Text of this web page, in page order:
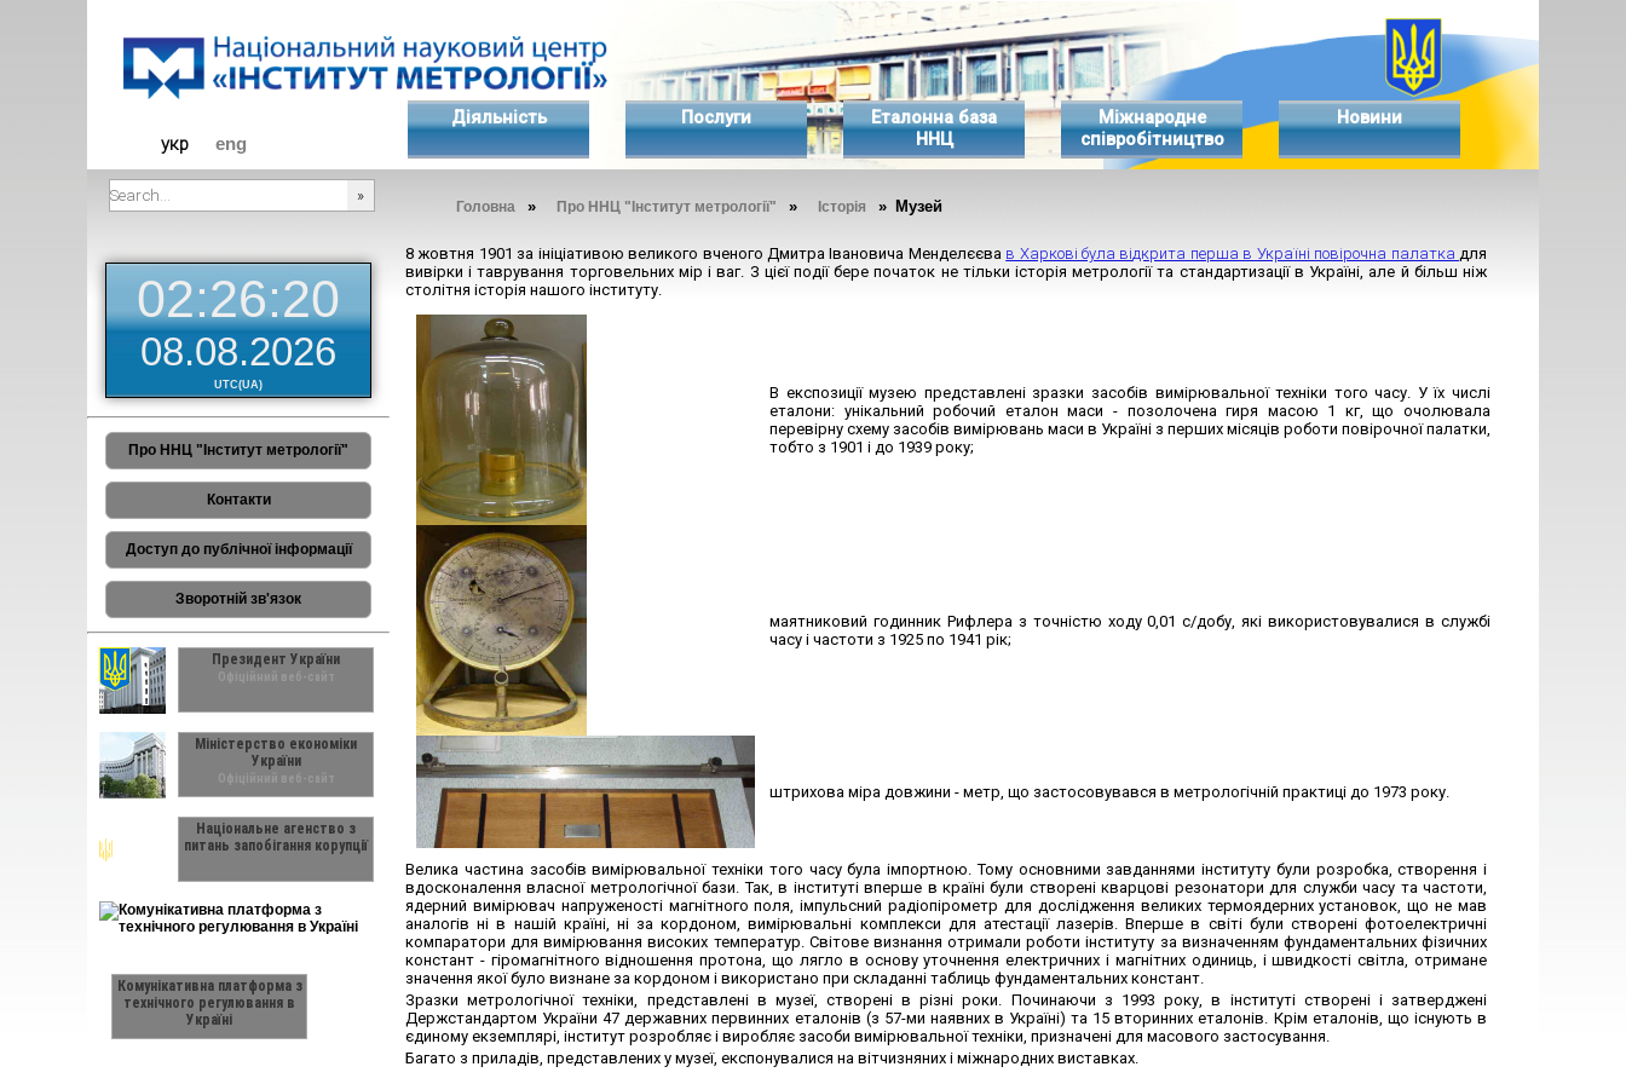
укр eng
Діяльність Послуги
Еталонна база
ННЦ
Міжнародне
співробітництво
Новини
Головна » Про ННЦ "Інститут метрології" » Історія » Музей
02:26:21
08.08.2026
UTC(UA)
Про ННЦ "Інститут метрології"
Контакти
Доступ до публічної інформації
Зворотній зв'язок
Президент України
Офіційний веб-сайт
Міністерство економіки
України
Офіційний веб-сайт
Національне агенство з
питань запобігання корупції
Комунікативна платформа з
технічного регулювання в
Україні
8 жовтня 1901 за ініціативою великого вченого Дмитра Івановича Менделєєва в Харкові була відкрита перша в Україні повірочна палаткадля
вивірки і таврування торговельних мір і ваг. З цієї події бере початок не тільки історія метрології та стандартизації в Україні, але й більш ніж
столітня історія нашого інституту.
В експозиції музею представлені зразки засобів вимірювальної техніки того часу. У їх числі
еталони: унікальний робочий еталон маси - позолочена гиря масою 1 кг, що очолювала
перевірну схему засобів вимірювань маси в Україні з перших місяців роботи повірочної палатки,
тобто з 1901 і до 1939 року;
маятниковий годинник Рифлера з точністю ходу 0,01 с/добу, які використовувалися в службі
часу і частоти з 1925 по 1941 рік;
штрихова міра довжини - метр, що застосовувався в метрологічній практиці до 1973 року.
Велика частина засобів вимірювальної техніки того часу була імпортною. Тому основними завданнями інституту були розробка, створення і
вдосконалення власної метрологічної бази. Так, в інституті вперше в країні були створені кварцові резонатори для служби часу та частоти,
ядерний вимірювач напруженості магнітного поля, імпульсний радіопірометр для дослідження великих термоядерних установок, що не мав
аналогів ні в нашій країні, ні за кордоном, вимірювальні комплекси для атестації лазерів. Вперше в світі були створені фотоелектричні
компаратори для вимірювання високих температур. Світове визнання отримали роботи інституту за визначенням фундаментальних фізичних
констант - гіромагнітного відношення протона, що лягло в основу уточнення електричних і магнітних одиниць, і швидкості світла, отримане
значення якої було визнане за кордоном і використано при складанні таблиць фундаментальних констант.
Зразки метрологічної техніки, представлені в музеї, створені в різні роки. Починаючи з 1993 року, в інституті створені і затверджені
Держстандартом України 47 державних первинних еталонів (з 57-ми наявних в Україні) та 15 вторинних еталонів. Крім еталонів, що існують в
єдиному екземплярі, інститут розробляє і виробляє засоби вимірювальної техніки, призначені для масового застосування.
Багато з приладів, представлених у музеї, експонувалися на вітчизняних і міжнародних виставках.